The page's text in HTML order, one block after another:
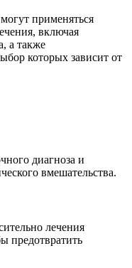
применяться
включая
а также
которых зависит от
диагноза и
вмешательства.
лечения
предотвратить